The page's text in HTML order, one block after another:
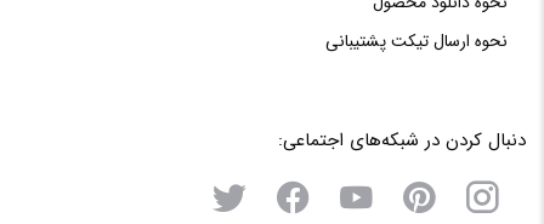
نحوه‌ ارسال‌ تیکت‌ پشتیبانی
دنبال کردن در شبکه‌های اجتماعی: